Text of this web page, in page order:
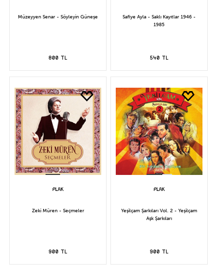
Müzeyyen Senar - Söyleyin Güneşe
800 TL
Safiye Ayla - Saklı Kayıtlar 1946 -
1985
540 TL
Zeki Müren - Seçmeler
900 TL
Yeşilçam Şarkıları Vol. 2 - Yeşilçam
Aşk Şarkıları
900 TL